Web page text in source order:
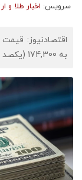
سرویس: اخبار طلا و
اقتصادنیوز:
به 174,300 (یکصد و هفتاد و چهار هزار و سیصد) تومان رسید.